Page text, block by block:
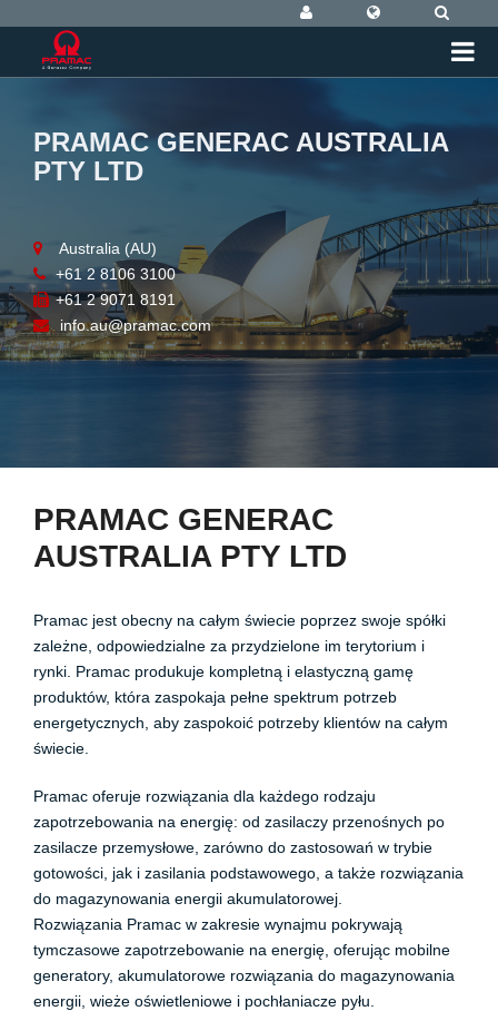
PRAMAC GENERAC AUSTRALIA
PTY LTD
Australia (AU)
+61 2 8106 3100
+61 2 9071 8191
info.au@pramac.com
PRAMAC GENERAC
AUSTRALIA PTY LTD
Pramac jest obecny na całym świecie poprzez swoje spółki
zależne, odpowiedzialne za przydzielone im terytorium i
rynki. Pramac produkuje kompletną i elastyczną gamę
produktów, która zaspokaja pełne spektrum potrzeb
energetycznych, aby zaspokoić potrzeby klientów na całym
świecie.
Pramac oferuje rozwiązania dla każdego rodzaju
zapotrzebowania na energię: od zasilaczy przenośnych po
zasilacze przemysłowe, zarówno do zastosowań w trybie
gotowości, jak i zasilania podstawowego, a także rozwiązania
do magazynowania energii akumulatorowej.
Rozwiązania Pramac w zakresie wynajmu pokrywają
tymczasowe zapotrzebowanie na energię, oferując mobilne
generatory, akumulatorowe rozwiązania do magazynowania
energii, wieże oświetleniowe i pochłaniacze pyłu.